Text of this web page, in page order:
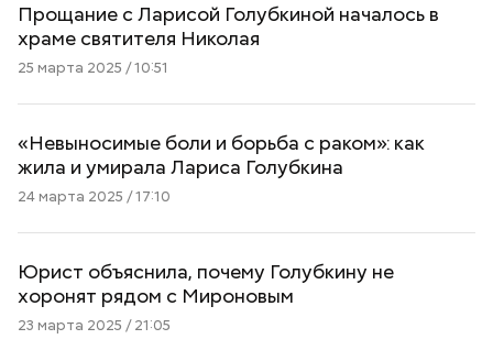
Прощание с Ларисой Голубкиной началось в
храме святителя Николая
25 марта 2025 / 10:51
«Невыносимые боли и борьба с раком»: как
жила и умирала Лариса Голубкина
24 марта 2025 / 17:10
Юрист объяснила, почему Голубкину не
хоронят рядом с Мироновым
23 марта 2025 / 21:05